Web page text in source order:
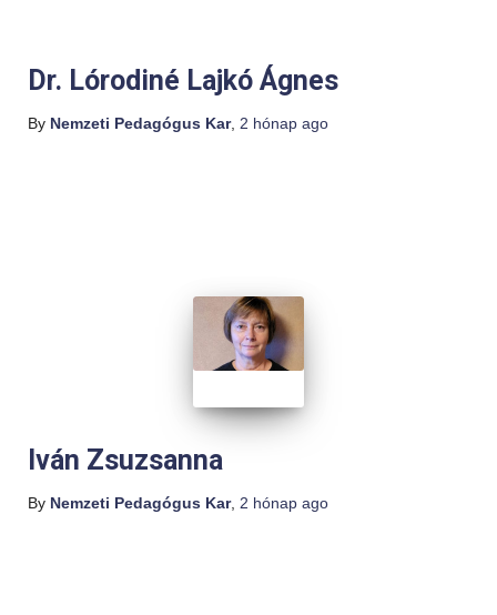
Dr. Lórodiné Lajkó Ágnes
By Nemzeti Pedagógus Kar, 2 hónap ago
Iván Zsuzsanna
By Nemzeti Pedagógus Kar, 2 hónap ago